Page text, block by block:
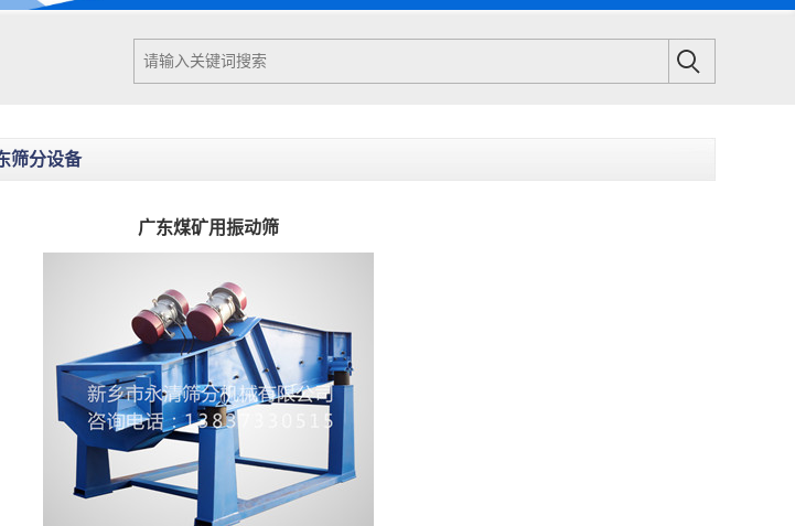
筛分设备
广东煤矿用振动筛